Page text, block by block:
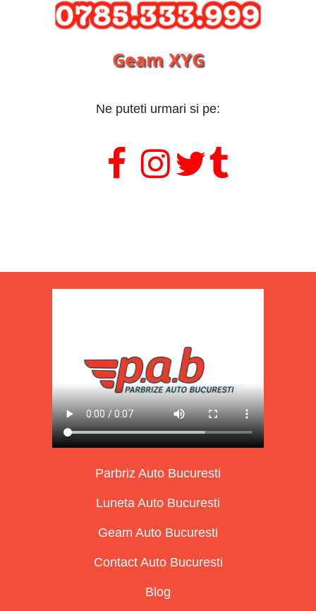
Geam XYG
Ne puteti urmari si pe:

Parbriz Auto Bucuresti
Luneta Auto Bucuresti
Geam Auto Bucuresti
Contact Auto Bucuresti
Blog